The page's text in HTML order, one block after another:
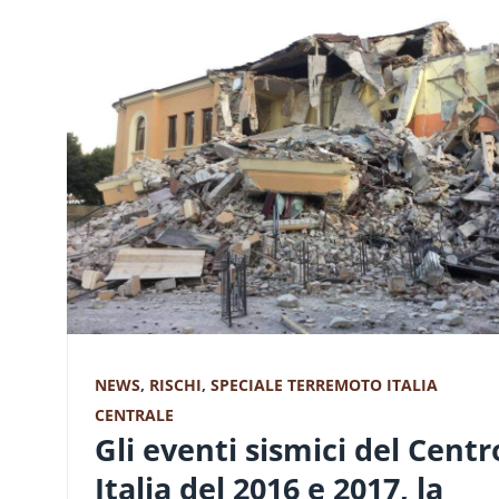
NEWS, RISCHI, SPECIALE TERREMOTO ITALIA
CENTRALE
Gli eventi sismici del
Italia del 2016 e 2017, la